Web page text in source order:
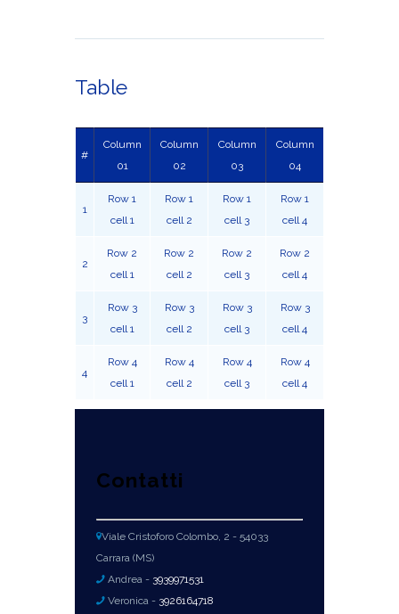
Table
#
Column
01
Column
02
Column
03
Column
04
1
Row 1
cell 1
Row 1
cell 2
Row 1
cell 3
Row 1
cell 4
2
Row 2
cell 1
Row 2
cell 2
Row 2
cell 3
Row 2
cell 4
3
Row 3
cell 1
Row 3
cell 2
Row 3
cell 3
Row 3
cell 4
4
Row 4
cell 1
Row 4
cell 2
Row 4
cell 3
Row 4
cell 4
Contatti
Viale Cristoforo Colombo, 2 - 54033
Carrara (MS)
Andrea - 3939971531
Veronica - 3926164718